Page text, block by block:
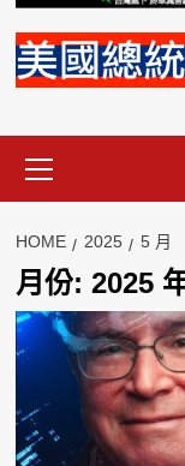
Menu
HOME 2025 5 月
月份: 2025